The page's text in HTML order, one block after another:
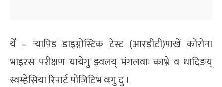
येँ – र्‍यापिड डाइग्नोस्टिक टेस्ट (आरडीटी)पाखें कोरोना
भाइरस परीक्षण यायेगु झ्वलय् मंगलवाः काभ्रे व धादिङय्
स्वम्हेसिया रिपार्ट पोजिटिभ वःगु दु ।